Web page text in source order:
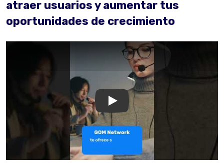
atraer usuarios y aumentar tus
oportunidades de crecimiento
GOM Network